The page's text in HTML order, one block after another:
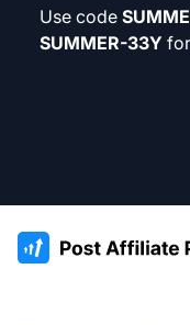
Use code
SUMMER-33Y
:site.title